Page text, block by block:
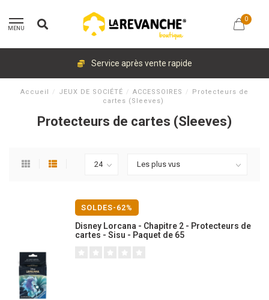
MENU
0
Service après vente rapide
Accueil / JEUX DE SOCIÉTÉ / ACCESSOIRES /
Protecteurs de
cartes (Sleeves)
Protecteurs de cartes (Sleeves)
SOLDES-62%
Disney Lorcana - Chapitre 2 - Protecteurs de
cartes - Sisu - Paquet de 65